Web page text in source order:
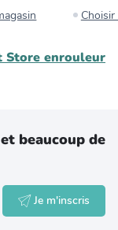
Store enrouleur
beaucoup de
Je m'inscris